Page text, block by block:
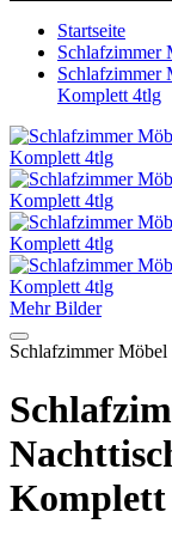
Startseite
Schlafzimmer
Schlafzimmer
Komplett 4tlg
Mehr Bilder
Schlafzimmer Möbel